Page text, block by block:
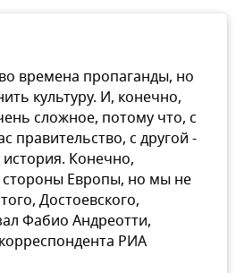
времена пропаганды, но
культуру. И, конечно,
сложное, потому что, с
правительство, с другой -
история. Конечно,
стороны Европы, но мы не
Достоевского,
Фабио Андреотти,
РИА